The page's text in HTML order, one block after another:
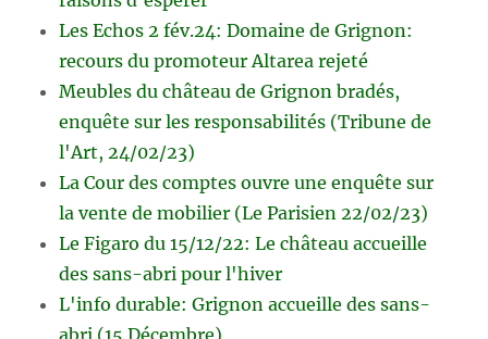
Les Echos 2 fév.24: Domaine de Grignon:
recours du promoteur Altarea rejeté
Meubles du château de Grignon bradés,
enquête sur les responsabilités (Tribune de
l'Art, 24/02/23)
La Cour des comptes ouvre une enquête sur
la vente de mobilier (Le Parisien 22/02/23)
Le Figaro du 15/12/22: Le château accueille
des sans-abri pour l'hiver
L'info durable: Grignon accueille des sans-
abri (15 Décembre)